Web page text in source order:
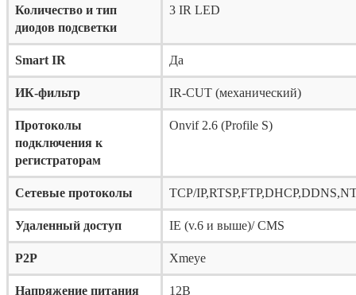
Количество и тип
диодов подсветки
3 IR LED
Smart IR Да
ИК-фильтр IR-CUT (механический)
Протоколы
подключения к
регистраторам
Onvif 2.6 (Profile S)
Сетевые протоколы TCP/
Удаленный доступ IE (v.6 и выше)/ CMS
P2P Xmeye
Напряжение питания 12В